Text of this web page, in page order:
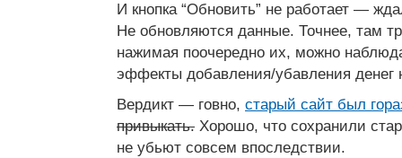
И кнопка “Обновить” не работает —
Не обновляются данные. Точнее, там
нажимая поочередно их, можно
эффекты добавления/убавления денег
Вердикт — говно, старый сайт был
привыкать. Хорошо, что сохранили
не убьют совсем впоследствии.